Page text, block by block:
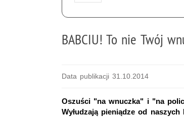
BABCIU! To nie Twój
Data publikacji 31.10.2014
Oszuści "na wnuczka" i "na
Wyłudzają pieniądze od